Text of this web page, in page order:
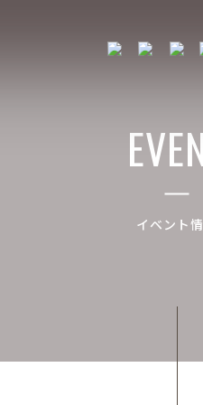
イベント